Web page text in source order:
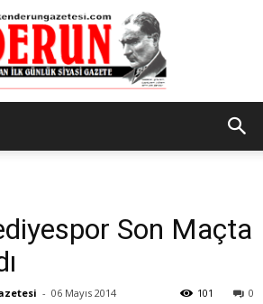
Gazetesi
Son Maçta
- 06 Mayıs 2014 0
101